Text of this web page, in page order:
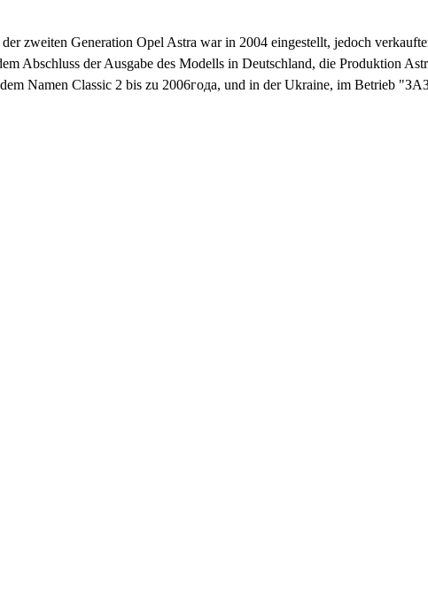
zweiten Generation Opel Astra war in 2004 eingestellt, jedoch
Abschluss der Ausgabe des Modells in Deutschland, die Produktion
dem Namen Classic 2 bis zu 2006года, und in der Ukraine, im Betrieb